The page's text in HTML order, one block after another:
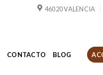
46020 VALENCIA
CONTACTO BLOG